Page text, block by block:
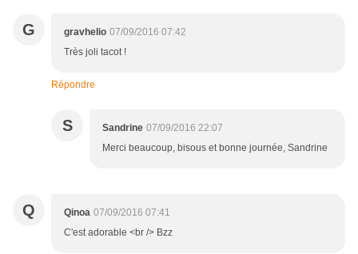
G gravhelio 07/09/2016 07:42
Très joli tacot !
Répondre
S Sandrine 07/09/2016 22:07
Merci beaucoup, bisous et bonne journée, Sandrine
Q Qinoa 07/09/2016 07:41
C'est adorable <br /> Bzz